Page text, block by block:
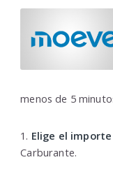
menos de 5
1. Elige el importe
Carburante.